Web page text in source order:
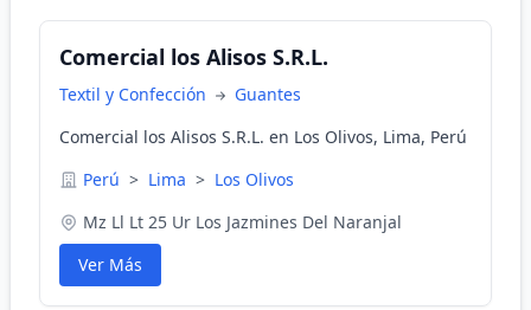
Comercial los Alisos S.R.L.
Textil y Confección
Guantes
Comercial los Alisos S.R.L. en Los Olivos, Lima, Perú
Perú > Lima > Los Olivos
Mz Ll Lt 25 Ur Los Jazmines Del Naranjal
Ver Más